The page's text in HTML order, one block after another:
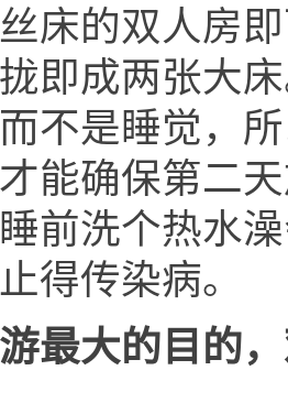
床的双人房
即成两张大
不是睡觉，
能确保第二
前洗个热水
得传染病。
最大的目的